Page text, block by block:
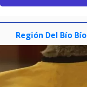
Región Del Bío Bío